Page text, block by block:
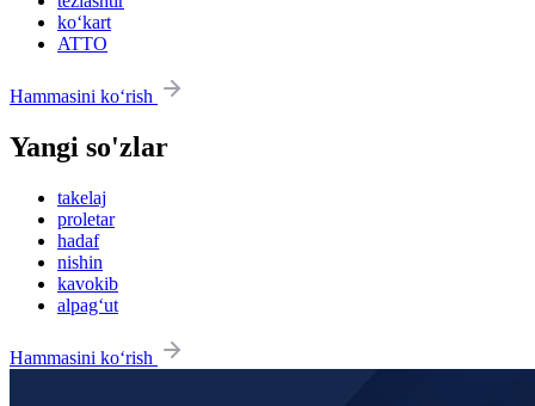
ko‘kart
ATTO
Hammasini ko‘rish
Yangi so'zlar
takelaj
proletar
hadaf
nishin
kavokib
alpag‘ut
Hammasini ko‘rish